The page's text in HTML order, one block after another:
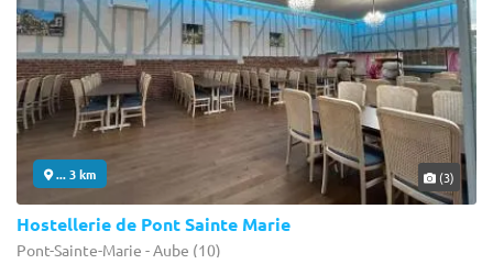
... 3 km (3)
Hostellerie de Pont Sainte Marie
Pont-Sainte-Marie - Aube (10)